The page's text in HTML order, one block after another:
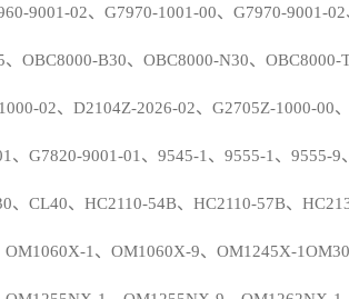
9001-02、 G7970-1001-00、 G7970-9001-02
、 OBC8000-B30、 OBC8000-N30、 OBC8000-
02、 D2104Z-2026-02、 G2705Z-1000-00、
、 G7820-9001-01 、 9545-1 、 9555-1 、 9555-9、
、 CL40、 HC2110-54B、 HC2110-57B、
OM1060X-1 、 OM1060X-9、 OM1245X-